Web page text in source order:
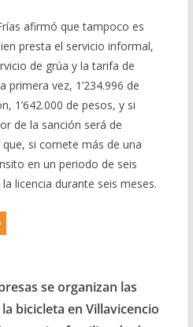
afirmó que tampoco es
presta el servicio informal,
de grúa y la tarifa de
vez, 1’234.996 de
1’642.000 de pesos, y si
de la sanción será de
que, si comete más de una
en un periodo de seis
licencia durante seis meses.
se organizan las
bicicleta en Villavicencio